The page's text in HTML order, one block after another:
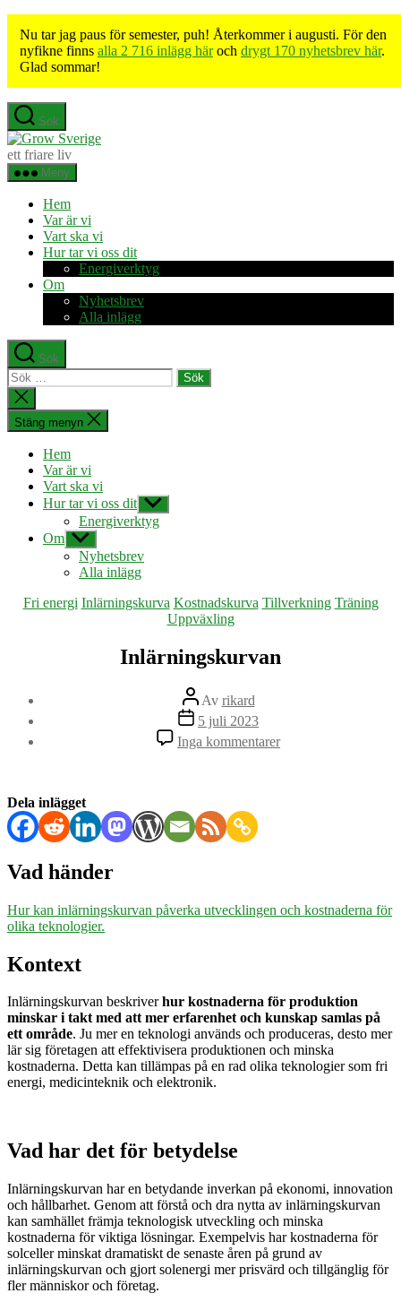
Nu tar jag paus för semester, puh! Återkommer i augusti. För den
nyfikne finns alla 2 716 inlägg häroch drygt 170 nyhetsbrev här.
Glad sommar!
Hoppa
till
innehåll
Sök
Grow
ett friare liv
Meny
Hem
Var är vi
Vart ska vi
Hur tar vi oss dit
Energiverktyg
Om
Nyhetsbrev
Alla inlägg
Sök
Sök
efter:
Stäng
sökningen
Stäng menyn
Hem
Var är vi
Vart ska vi
Hur tar vi oss dit Visa
undermeny
Energiverktyg
Om Visa
undermeny
Nyhetsbrev
Alla inlägg
Kategorier
Fri energi Inlärningskurva Kostnadskurva Tillverkning Träning
Uppväxling
Inlärningskurvan
Inläggsförfattare
Av rikard
Inläggsdatum
5 juli 2023
Inga kommentarertill
Inlärningskurvan
Dela inlägget
Vad händer
Hur kan inlärningskurvan påverka utvecklingen och kostnaderna för
olika teknologier.
Kontext
Inlärningskurvan beskriverhur kostnaderna för produktion
minskar i takt med att mer erfarenhet och kunskap samlas på
ett område. Ju mer en teknologi används och produceras, desto mer
lär sig företagen att effektivisera produktionen och minska
kostnaderna. Detta kan tillämpas på en rad olika teknologier som fri
energi, medicinteknik och elektronik.
Vad har det för betydelse
Inlärningskurvan har en betydande inverkan på ekonomi, innovation
och hållbarhet. Genom att förstå och dra nytta av inlärningskurvan
kan samhället främja teknologisk utveckling och minska
kostnaderna för viktiga lösningar. Exempelvis har kostnaderna för
solceller minskat dramatiskt de senaste åren på grund av
inlärningskurvan och gjort solenergi mer prisvärd och tillgänglig för
fler människor och företag.